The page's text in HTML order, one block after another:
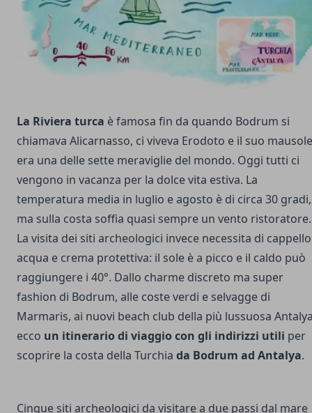
La Riviera turca è famosa fin da quando Bodrum si
chiamava Alicarnasso, ci viveva Erodoto e il suo
era una delle sette meraviglie del mondo. Oggi tutti ci
vengono in vacanza per la dolce vita estiva. La
temperatura media in luglio e agosto è di circa 30 gradi,
ma sulla costa soffia quasi sempre un vento ristoratore.
La visita dei siti archeologici invece necessita di
acqua e crema protettiva: il sole è a picco e il caldo può
raggiungere i 40°. Dallo charme discreto ma super
fashion di Bodrum, alle coste verdi e selvagge di
Marmaris, ai nuovi beach club della più lussuosa
ecco un itinerario di viaggio con gli indirizzi utili per
scoprire la costa della Turchia da Bodrum ad Antalya.
Cinque siti archeologici da visitare a due passi dal mare